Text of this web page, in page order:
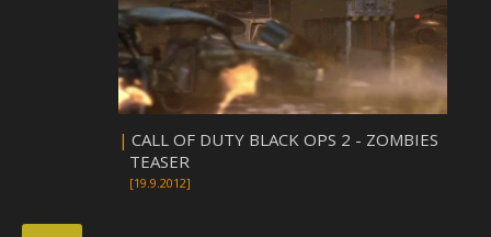
| CALL OF DUTY BLACK OPS 2 - ZOMBIES
TEASER
[19.9.2012]